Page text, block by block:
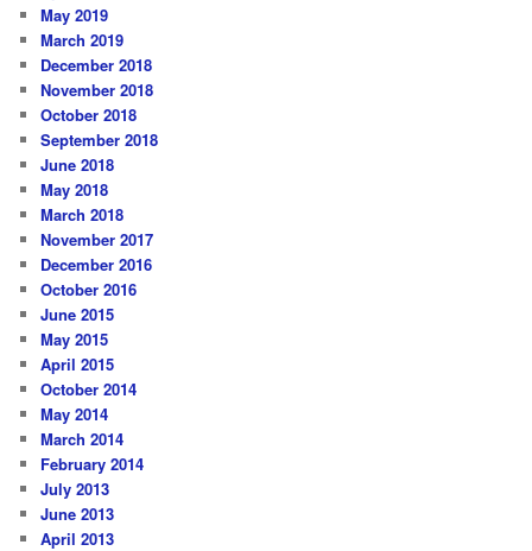
May 2019
March 2019
December 2018
November 2018
October 2018
September 2018
June 2018
May 2018
March 2018
November 2017
December 2016
October 2016
June 2015
May 2015
April 2015
October 2014
May 2014
March 2014
February 2014
July 2013
June 2013
April 2013